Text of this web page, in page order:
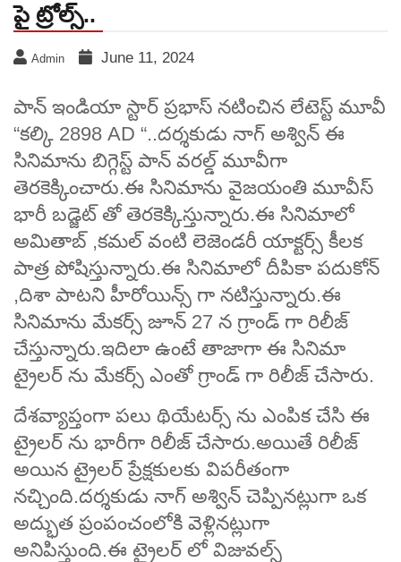
పై ట్రోల్స్..
Admin June 11, 2024
పాన్ ఇండియా స్టార్ ప్రభాస్ నటించిన లేటెస్ట్ మూవీ
“కల్కి 2898 AD “..దర్శకుడు నాగ్ అశ్విన్ ఈ
సినిమాను బిగ్గెస్ట్ పాన్ వరల్డ్ మూవీగా
తెరకెక్కించారు.ఈ సినిమాను వైజయంతి మూవీస్
భారీ బడ్జెట్ తో తెరకెక్కిస్తున్నారు.ఈ సినిమాలో
అమితాబ్ ,కమల్ వంటి లెజెండరీ యాక్టర్స్ కీలక
పాత్ర పోషిస్తున్నారు.ఈ సినిమాలో దీపికా పదుకోన్
,దిశా పాటని హీరోయిన్స్ గా నటిస్తున్నారు.ఈ
సినిమాను మేకర్స్ జూన్ 27 న గ్రాండ్ గా రిలీజ్
చేస్తున్నారు.ఇదిలా ఉంటే తాజాగా ఈ సినిమా
ట్రైలర్ ను మేకర్స్ ఎంతో గ్రాండ్ గా రిలీజ్ చేసారు.
దేశవ్యాప్తంగా పలు థియేటర్స్ ను ఎంపిక చేసి ఈ
ట్రైలర్ ను భారీగా రిలీజ్ చేసారు.అయితే రిలీజ్
అయిన ట్రైలర్ ప్రేక్షకులకు విపరీతంగా
నచ్చింది.దర్శకుడు నాగ్ అశ్విన్ చెప్పినట్లుగా ఒక
అద్భుత ప్రంపంచంలోకి వెళ్లినట్లుగా
అనిపిస్తుంది.ఈ ట్రైలర్ లో విజువల్స్